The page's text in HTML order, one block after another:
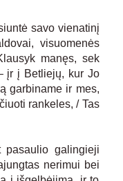
savo vienatinį
visuomenės
manęs, sek
įr į Betliejų, kur Jo
garbiname ir mes,
rankeles, / Tas
galingieji
nerimui bei